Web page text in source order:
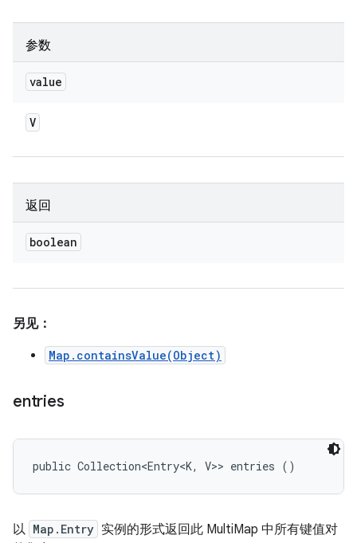
参数
value
V
返回
boolean
另见：
Map.containsValue(Object)
entries
public Collection<Entry<K, V>> entries ()
以 Map.Entry 实例的形式返回此 MultiMap 中所有键值对